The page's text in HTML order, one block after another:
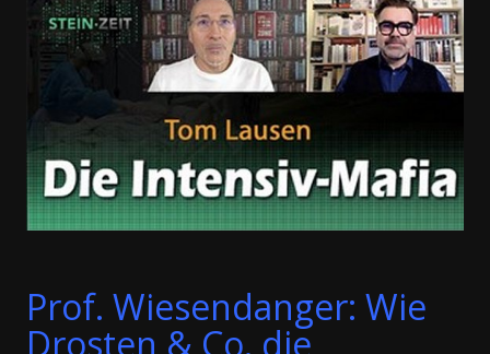
Prof. Wiesendanger: Wie
Drosten & Co. die